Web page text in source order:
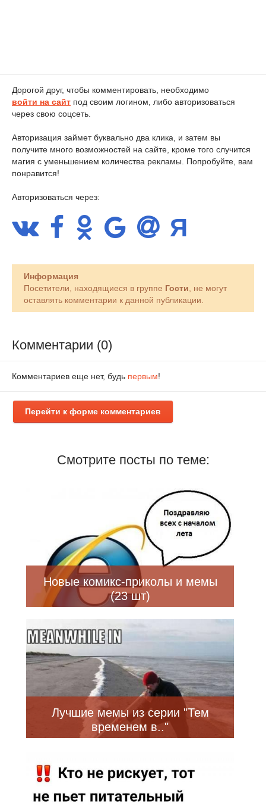
Дорогой друг, чтобы комментировать, необходимо
войти на сайт под своим логином, либо авторизоваться
через свою соцсеть.
Авторизация займет буквально два клика, и затем вы
получите много возможностей на сайте, кроме того случится
магия с уменьшением количества рекламы. Попробуйте, вам
понравится!
Авторизоваться через:
Информация
Посетители, находящиеся в группе Гости , не могут
оставлять комментарии к данной публикации.
Комментарии (0)
Комментариев еще нет, будь первым!
Перейти к форме комментариев
Смотрите посты по теме:
Новые комикс-приколы и мемы
(23 шт)
Лучшие мемы из серии "Тем
временем в.."